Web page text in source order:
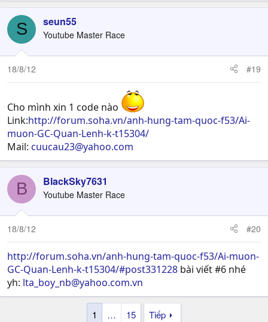
S seun55
Youtube Master Race
18/8/12 #19
Cho mình xin 1 code nào
Link:http://forum.soha.vn/anh-hung-tam-quoc-f53/Ai-
muon-GC-Quan-Lenh-k-t15304/
Mail: cuucau23@yahoo.com
B BlackSky7631
Youtube Master Race
18/8/12 #20
http://forum.soha.vn/anh-hung-tam-quoc-f53/Ai-muon-
GC-Quan-Lenh-k-t15304/#post331228 bài viết #6 nhé
yh: lta_boy_nb@yahoo.com.vn
1 … 15 Tiếp